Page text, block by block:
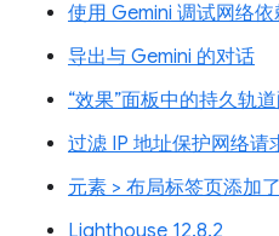
使用 Gemini 调试网络
导出与 Gemini 的对话
“效果”面板中的持久轨
过滤 IP 地址保护网络请
元素 > 布局标签页添加